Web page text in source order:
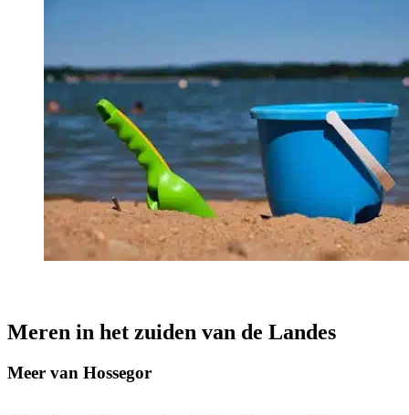
Meren in het zuiden van de Landes
Meer van Hossegor